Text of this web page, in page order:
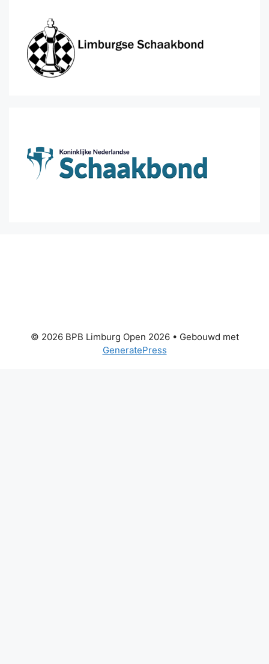
© 2026 BPB Limburg Open 2026• Gebouwd met
GeneratePress